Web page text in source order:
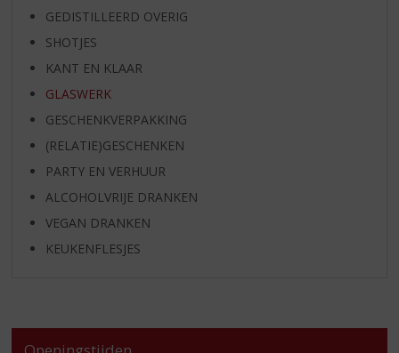
GEDISTILLEERD OVERIG
SHOTJES
KANT EN KLAAR
GLASWERK
GESCHENKVERPAKKING
(RELATIE)GESCHENKEN
PARTY EN VERHUUR
ALCOHOLVRIJE DRANKEN
VEGAN DRANKEN
KEUKENFLESJES